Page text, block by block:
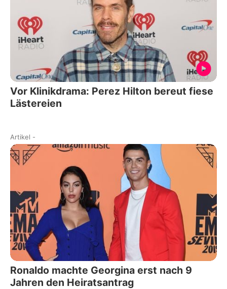
Vor Klinikdrama: Perez Hilton bereut fiese
Lästereien
Artikel -
Ronaldo machte Georgina erst nach 9
Jahren den Heiratsantrag